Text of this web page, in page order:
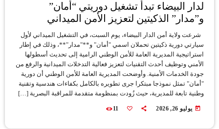
لدار البيضاء تبدأ تشغيل دوريتي “أمان”
و”مدار” الذكيتين لتعزيز الأمن الميداني
شرعت ولاية أمن الدار البيضاء، يوم السبت، في التشغيل الميداني لأول
سيارتي دورية ذكيتين تحملان اسمي "أمان" و**"مدار"**، وذلك في إطار
استراتيجية المديرية العامة للأمن الوطني الرامية إلى تحديث أسطولها
الأمني وتوظيف أحدث التقنيات لتعزيز فعالية التدخلات الميدانية والرفع من
جودة الخدمات الأمنية. وأوضحت المديرية العامة للأمن الوطني أن دورية
"أمان" تمثل نموذجا مبتكرا جرى تطويره بالكامل بكفاءات هندسية وتقنية
وطنية تابعة للمديرية، حيث زُودت بمنظومة متقدمة للمراقبة البصرية […]
today يوليو 26, 2026 11